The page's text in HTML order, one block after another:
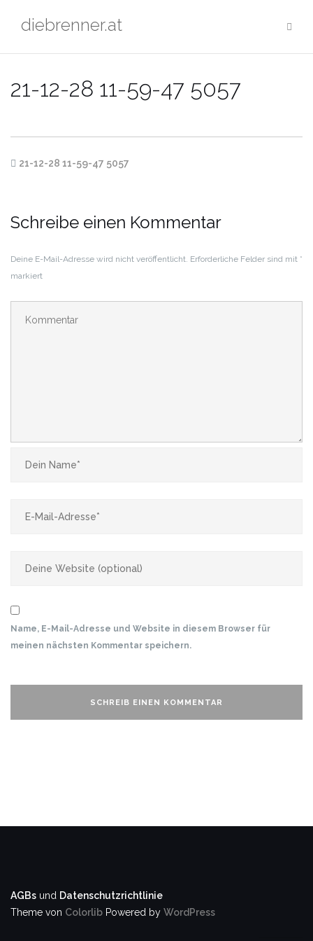
Inhaltdiebrenner.at
21-12-28 11-59-47 5057
21-12-28 11-59-47 5057
Schreibe einen Kommentar
Deine E-Mail-Adresse wird nicht veröffentlicht. Erforderliche Felder sind mit *
markiert
Name, E-Mail-Adresse und Website in diesem Browser für
meinen nächsten Kommentar speichern.
AGBs und Datenschutzrichtlinie
Theme von Colorlib Powered by WordPress